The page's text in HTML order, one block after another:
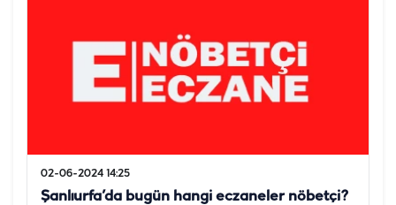
02-06-2024 14:25
Şanlıurfa’da bugün hangi eczaneler nöbetçi?